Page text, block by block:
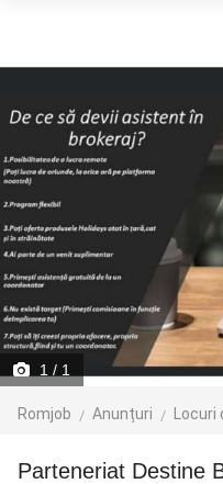
1 / 1
Romjob Anunțuri
Parteneriat Destine